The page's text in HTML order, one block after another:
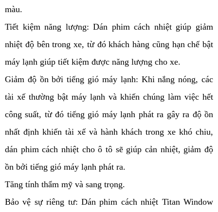
màu.
Tiết kiệm năng lượng: Dán phim cách nhiệt giúp giảm
nhiệt độ bên trong xe, từ đó khách hàng cũng hạn chế bật
máy lạnh giúp tiết kiệm được năng lượng cho xe.
Giảm độ ồn bởi tiếng gió máy lạnh: Khi nắng nóng, các
tài xế thường bật máy lạnh và khiến chúng làm việc hết
công suất, từ đó tiếng gió máy lạnh phát ra gây ra độ ồn
nhất định khiến tài xế và hành khách trong xe khó chiu,
dán phim cách nhiệt cho ô tô sẽ giúp cản nhiệt, giảm độ
ồn bởi tiếng gió máy lạnh phát ra.
Tăng tính thẩm mỹ và sang trọng.
Bảo vệ sự riêng tư: Dán phim cách nhiệt Titan Window